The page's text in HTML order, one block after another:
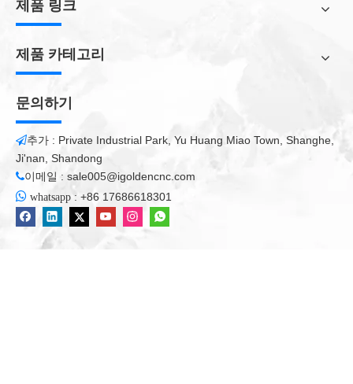
충족시킵니다.
브리지 톱 부품 기능 :
1. 큰 슬래브를 절단하기위한 긴 브리지 구조.
2. 큰 슬래브의 쉬운로드를위한 테이블 제목.
3. PLC 시스템에서 프로그램을 자동으로 자릅니다.
5. 일본의 전기 부품 및 긴 서비스 시간.
6. 무거운 의무 및 안정적인 성능을위한 주철로 만든 주요 부품.
다리는 부품을 보았습니다
제품 링크
제품 카테고리
문의하기
추가 : Private Industrial Park, Yu Huang Miao Town, Shanghe,
Ji'nan, Shandong
이메일 : sale005@igoldencnc.com
 whatsapp : +86 17686618301